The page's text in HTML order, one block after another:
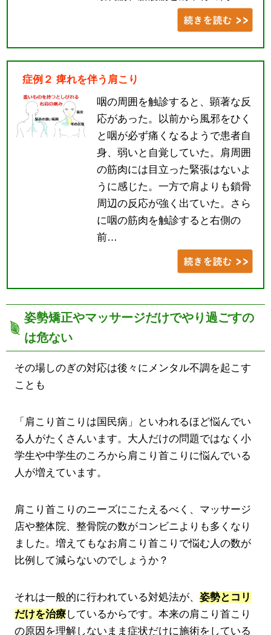
症例２ 痺れを伴う肩こり
咽の周囲を触診すると、顕著な反
応があった。以前から風邪をひく
と咽が必ず痛くなるようで患者自
身、弱いと自覚していた。肩周囲
の筋肉には目立った緊張はないよ
うに感じた。一方で肩よりも鎖骨
周辺の反応が強く出ていた。さら
に咽の筋肉を触診すると右側の
前…
姿勢矯正やマッサージだけでやり過ごすの
は危ない
その場しのぎの対応は後々にメンタル不調を起こす
ことも
肩こり首こりは国民病
といわれるほど悩んでい
る人がたくさんいます。大人だけの問題ではなく小
学生や中学生のころから肩こり首こりに悩んでいる
人が増えています。
肩こり首こりのニーズにこたえるべく、マッサージ
店や整体院、整骨院の数がコンビニよりも多くなり
ました。増えてもなお肩こり首こりで悩む人の数が
比例して減らないのでしょうか？
それは一般的に行われている対処法が、姿勢とコリ
だけを治療しているからです。本来の肩こり首こり
の原因を理解しないまま症状だけに施術をしている